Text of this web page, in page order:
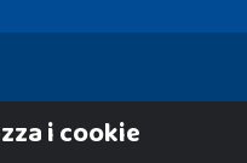
i cookie